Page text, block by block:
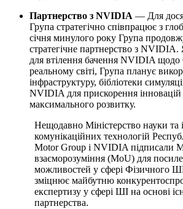
Партнерство з NVIDIA — Для
Група стратегічно співпрацює з
січня минулого року Група
стратегічне партнерство з NVIDIA.
для втілення бачення NVIDIA
реальному світі, Група планує
інфраструктуру, бібліотеки
NVIDIA для прискорення інновацій
максимального розвитку.
Нещодавно Міністерство науки та
комунікаційних технологій
Motor Group і NVIDIA підписали
взаєморозуміння (MoU) для
можливостей у сфері Фізичного
зміцнює майбутню
експертизу у сфері ШІ на основі
партнерства.